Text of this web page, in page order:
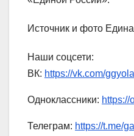
Источник и фото
Наши соцсети:
ВК: https://vk.com/ggyola
Одноклассники: https://
Телеграм: https://t.me/